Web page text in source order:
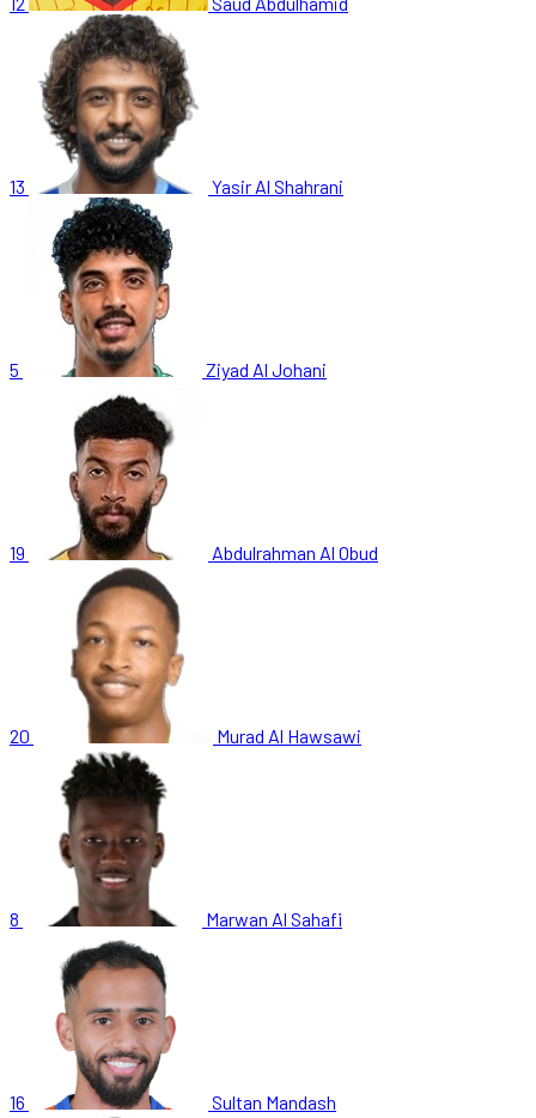
13 Yasir Al Shahrani
5 Ziyad Al Johani
19 Abdulrahman Al Obud
20 Murad Al Hawsawi
8 Marwan Al Sahafi
16 Sultan Mandash